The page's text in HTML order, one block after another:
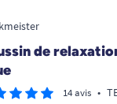
de
14 avis •